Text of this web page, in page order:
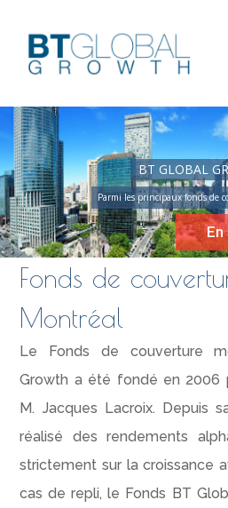
BT GLOBAL
En
Parmi les principaux fonds de
Fonds de
Montréal
Le Fonds de couverture
Growth a été fondé en 2006
M. Jacques Lacroix. Depuis
réalisé des rendements
strictement sur la croissance
cas de repli, le Fonds BT